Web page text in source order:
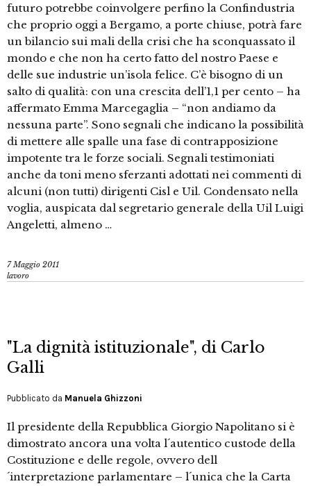
futuro potrebbe coinvolgere perfino la Confindustria
che proprio oggi a Bergamo, a porte chiuse, potrà fare
un bilancio sui mali della crisi che ha sconquassato il
mondo e che non ha certo fatto del nostro Paese e
delle sue industrie un’isola felice. C’è bisogno di un
salto di qualità: con una crescita dell’1,1 per cento – ha
affermato Emma Marcegaglia – “non andiamo da
nessuna parte”. Sono segnali che indicano la possibilità
di mettere alle spalle una fase di contrapposizione
impotente tra le forze sociali. Segnali testimoniati
anche da toni meno sferzanti adottati nei commenti di
alcuni (non tutti) dirigenti Cisl e Uil. Condensato nella
voglia, auspicata dal segretario generale della Uil Luigi
Angeletti, almeno …
7 Maggio 2011
lavoro
"La dignità istituzionale", di Carlo
Galli
Pubblicato da Manuela Ghizzoni
Il presidente della Repubblica Giorgio Napolitano si è
dimostrato ancora una volta l´autentico custode della
Costituzione e delle regole, ovvero dell
´interpretazione parlamentare – l´unica che la Carta